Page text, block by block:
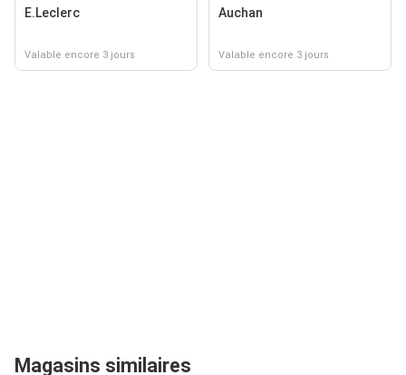
E.Leclerc
Valable encore 3 jours
Auchan
Valable encore 3 jours
Magasins similaires